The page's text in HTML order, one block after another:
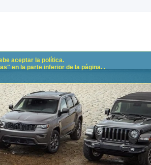
aceptar la política.
en la parte inferior de la página. .